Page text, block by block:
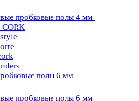
пробковые полы 4 мм
CORK
полы 6 мм
пробковые полы 6 мм